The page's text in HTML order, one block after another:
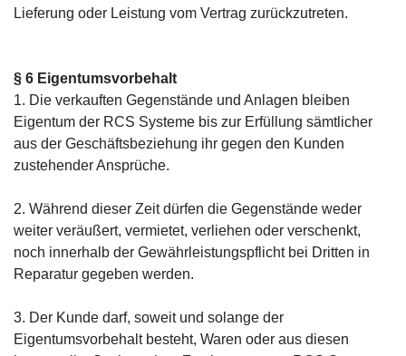
Lieferung oder Leistung vom Vertrag zurückzutreten.
§ 6 Eigentumsvorbehalt
1. Die verkauften Gegenstände und Anlagen bleiben
Eigentum der RCS Systeme bis zur Erfüllung sämtlicher
aus der Geschäftsbeziehung ihr gegen den Kunden
zustehender Ansprüche.
2. Während dieser Zeit dürfen die Gegenstände weder
weiter veräußert, vermietet, verliehen oder verschenkt,
noch innerhalb der Gewährleistungspflicht bei Dritten in
Reparatur gegeben werden.
3. Der Kunde darf, soweit und solange der
Eigentumsvorbehalt besteht, Waren oder aus diesen